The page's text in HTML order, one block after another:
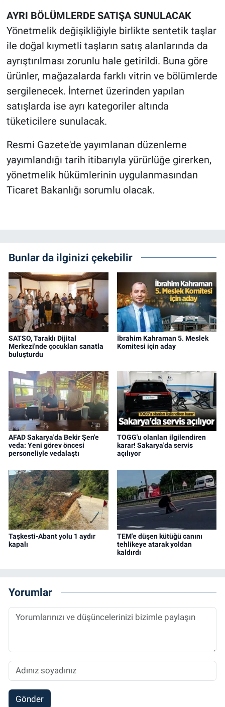
AYRI BÖLÜMLERDE SATIŞA SUNULACAK
Yönetmelik değişikliğiyle birlikte sentetik taşlar
ile doğal kıymetli taşların satış alanlarında da
ayrıştırılması zorunlu hale getirildi. Buna göre
ürünler, mağazalarda farklı vitrin ve bölümlerde
sergilenecek. İnternet üzerinden yapılan
satışlarda ise ayrı kategoriler altında
tüketicilere sunulacak.
Resmi Gazete'de yayımlanan düzenleme
yayımlandığı tarih itibarıyla yürürlüğe girerken,
yönetmelik hükümlerinin uygulanmasından
Ticaret Bakanlığı sorumlu olacak.
Bunlar da ilginizi çekebilir
SATSO, Taraklı Dijital
Merkezi'nde çocukları sanatla
buluşturdu
İbrahim Kahraman 5. Meslek
Komitesi için aday
AFAD Sakarya'da Bekir Şen'e
veda: Yeni görev öncesi
personeliyle vedalaştı
TOGG'u olanları ilgilendiren
karar! Sakarya'da servis
açılıyor
Taşkesti-Abant yolu 1 aydır
kapalı
TEM'e düşen kütüğü canını
tehlikeye atarak yoldan
kaldırdı
Yorumlar
Gönder